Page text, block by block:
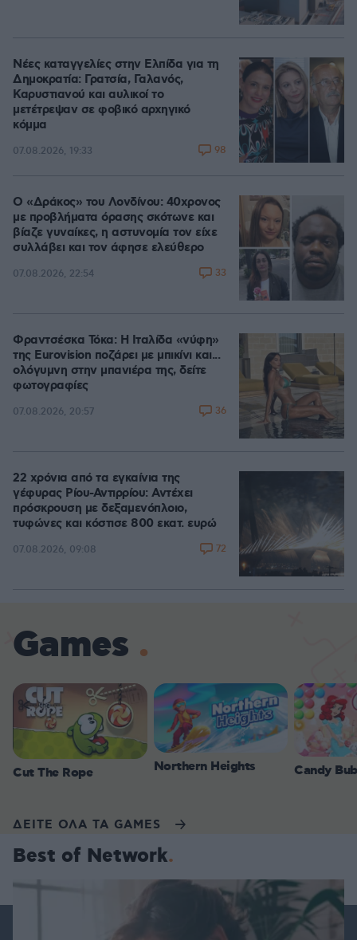
Νέες καταγγελίες στην Ελπίδα για τη
Δημοκρατία: Γρατσία, Γαλανός,
Καρυστιανού και αυλικοί το
μετέτρεψαν σε φοβικό αρχηγικό
κόμμα
07.08.2026, 19:33 98
Ο «Δράκος» του Λονδίνου: 40χρονος
με προβλήματα όρασης σκότωνε και
βίαζε γυναίκες, η αστυνομία τον είχε
συλλάβει και τον άφησε ελεύθερο
07.08.2026, 22:54 33
Φραντσέσκα Τόκα: Η Ιταλίδα «νύφη»
της Eurovision ποζάρει με μπικίνι και...
ολόγυμνη στην μπανιέρα της, δείτε
φωτογραφίες
07.08.2026, 20:57 36
22 χρόνια από τα εγκαίνια της
γέφυρας Ρίου-Αντιρρίου: Αντέχει
πρόσκρουση με δεξαμενόπλοιο,
τυφώνες και κόστισε 800 εκατ. ευρώ
07.08.2026, 09:08 72
Games
Cut The Rope Northern Heights Candy
ΔΕΙΤΕ ΟΛΑ ΤΑ GAMES
Best of Network